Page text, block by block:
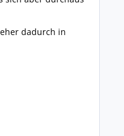
dadurch in